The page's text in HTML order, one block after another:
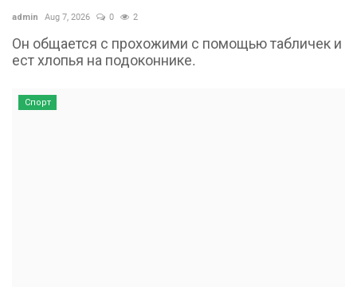
admin Aug 7, 2026 0 2
Он общается с прохожими с помощью табличек и
ест хлопья на подоконнике.
Спорт